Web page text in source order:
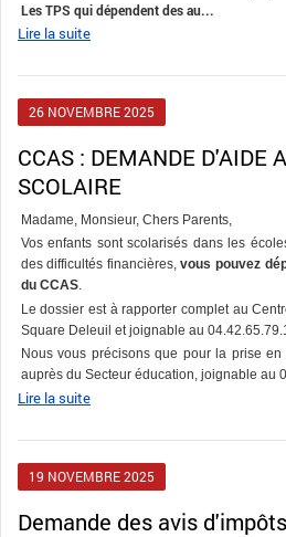
Les TPS qui dépendent des au...
Lire la suite
26 NOVEMBRE2025
CCAS : DEMANDE D'AIDE AU PAIEMENT DE LA RESTAURATION
SCOLAIRE
Madame, Monsieur, Chers Parents,
Vos enfants sont scolarisés dans les
des difficultés financières,vous pouvez
du CCAS.
Le dossier est à rapporter complet au
Square Deleuil et joignable au
Nous vous précisons que pour la prise
auprès du Secteur éducation, joignable au
Lire la suite
19 NOVEMBRE2025
Demande des avis